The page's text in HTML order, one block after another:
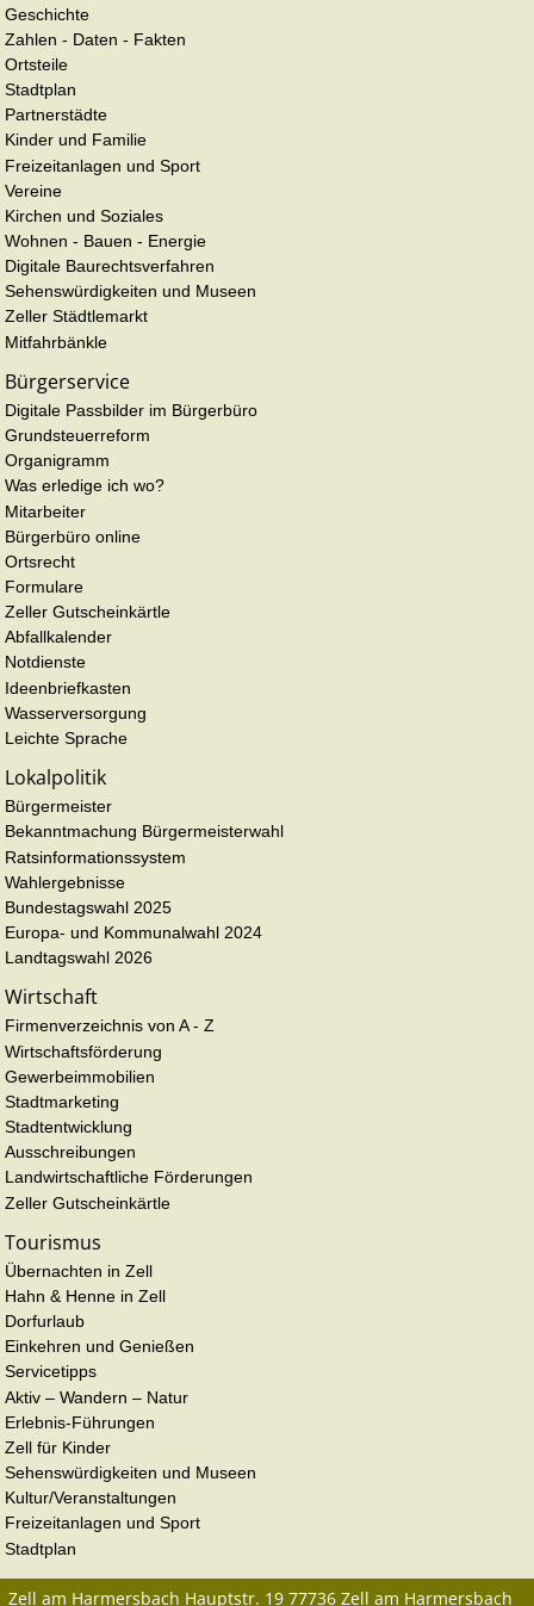
Geschichte
Zahlen - Daten - Fakten
Ortsteile
Stadtplan
Partnerstädte
Kinder und Familie
Freizeitanlagen und Sport
Vereine
Kirchen und Soziales
Wohnen - Bauen - Energie
Digitale Baurechtsverfahren
Sehenswürdigkeiten und Museen
Zeller Städtlemarkt
Mitfahrbänkle
Bürgerservice
Digitale Passbilder im Bürgerbüro
Grundsteuerreform
Organigramm
Was erledige ich wo?
Mitarbeiter
Bürgerbüro online
Ortsrecht
Formulare
Zeller Gutscheinkärtle
Abfallkalender
Notdienste
Ideenbriefkasten
Wasserversorgung
Leichte Sprache
Lokalpolitik
Bürgermeister
Bekanntmachung Bürgermeisterwahl
Ratsinformationssystem
Wahlergebnisse
Bundestagswahl 2025
Europa- und Kommunalwahl 2024
Landtagswahl 2026
Wirtschaft
Firmenverzeichnis von A - Z
Wirtschaftsförderung
Gewerbeimmobilien
Stadtmarketing
Stadtentwicklung
Ausschreibungen
Landwirtschaftliche Förderungen
Zeller Gutscheinkärtle
Tourismus
Übernachten in Zell
Hahn & Henne in Zell
Dorfurlaub
Einkehren und Genießen
Servicetipps
Aktiv – Wandern – Natur
Erlebnis-Führungen
Zell für Kinder
Sehenswürdigkeiten und Museen
Kultur/Veranstaltungen
Freizeitanlagen und Sport
Stadtplan
Zell am Harmersbach Hauptstr. 19 77736 Zell am Harmersbach